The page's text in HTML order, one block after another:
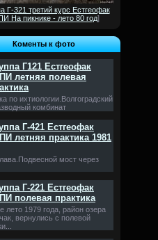
Г-321 третий курс Естгеофак
На пикнике - лето 80 год]
Коменты к фото
Г121 Естгеофак
летняя полевая
по ихтиологии.Волгоградский
комбинат
Г-421 Естгеофак
летняя практика 1981
мост через
Г-221 Естгеофак
полевая практика
лето 1979 года, район озера
вернулись с полевой